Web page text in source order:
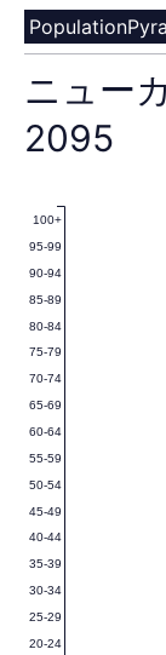
ニ
ュ
ー
カ
レ
ド
ニュー
2095
20-24
25-29
30-34
35-39
40-44
45-49
50-54
55-59
60-64
65-69
70-74
75-79
80-84
85-89
90-94
95-99
100+